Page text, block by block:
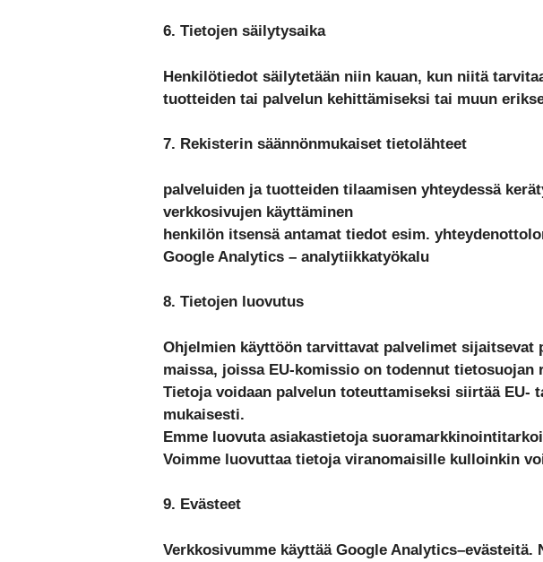
6. Tietojen säilytysaika
Henkilötiedot säilytetään niin kauan, kun niitä
tuotteiden tai palvelun kehittämiseksi tai muun
7. Rekisterin säännönmukaiset tietolähteet
palveluiden ja tuotteiden tilaamisen yhteydessä
verkkosivujen käyttäminen
henkilön itsensä antamat tiedot esim.
Google Analytics – analytiikkatyökalu
8. Tietojen luovutus
Ohjelmien käyttöön tarvittavat palvelimet sijaitsevat
maissa, joissa EU-komissio on todennut tietosuojan
Tietoja voidaan palvelun toteuttamiseksi siirtää EU-
mukaisesti.
Emme luovuta asiakastietoja
Voimme luovuttaa tietoja viranomaisille kulloinkin
9. Evästeet
Verkkosivumme käyttää Google